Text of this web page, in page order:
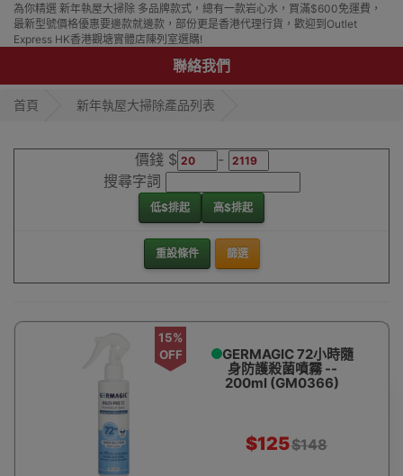
為你精選 新年執屋大掃除 多品牌款式，總有一款岩心水，買滿$600免運費，
最新型號價格優惠要邊款就邊款，部份更是香港代理行貨，歡迎到Outlet
Express HK香港觀塘實體店陳列室選購!
聯絡我們
首頁 新年執屋大掃除產品列表
價錢 $
-
搜尋字詞
低$排起 高$排起
重設條件 篩選
15%
OFF
GERMAGIC 72小時隨
身防護殺菌噴霧 --
200ml (GM0366)
$125$148